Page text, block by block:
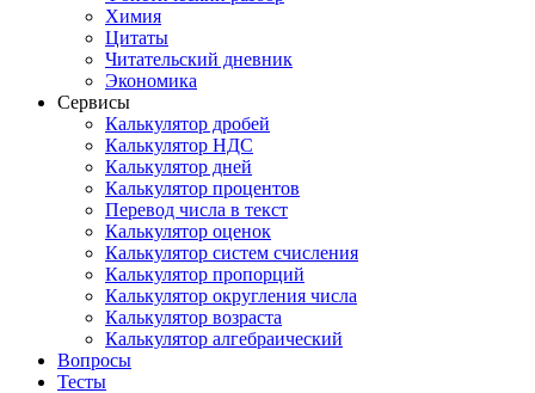
Химия
Цитаты
Читательский дневник
Экономика
Сервисы
Калькулятор дробей
Калькулятор НДС
Калькулятор дней
Калькулятор процентов
Перевод числа в текст
Калькулятор оценок
Калькулятор систем счисления
Калькулятор пропорций
Калькулятор округления числа
Калькулятор возраста
Калькулятор алгебраический
Вопросы
Тесты